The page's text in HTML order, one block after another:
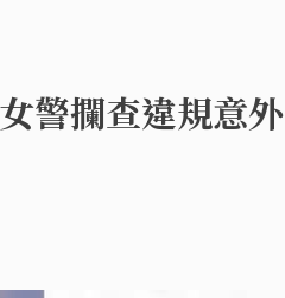
警攔查違規意